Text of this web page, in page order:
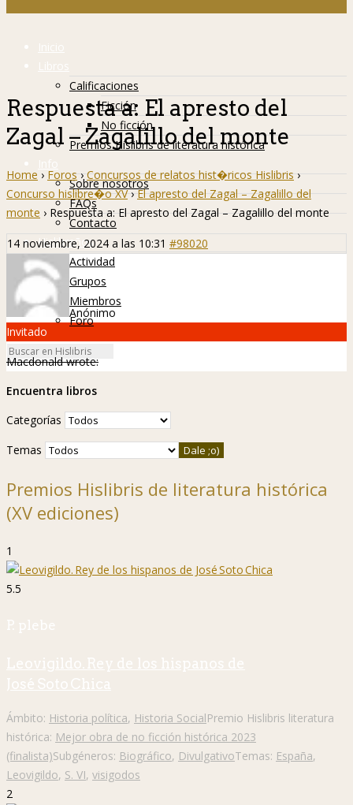
Inicio
Libros
Calificaciones
Ficción
No ficción
Premios Hislibris de literatura histórica
Info
Sobre nosotros
FAQs
Contacto
Hislibreños
Actividad
Grupos
Miembros
Foro
Respuesta a: El apresto del
Zagal – Zagalillo del monte
Home › Foros › Concursos de relatos hist�ricos Hislibris ›
Concurso hislibre�o XV › El apresto del Zagal – Zagalillo del
monte › Respuesta a: El apresto del Zagal – Zagalillo del monte
14 noviembre, 2024 a las 10:31 #98020
Anónimo
Invitado
Macdonald wrote:
Encuentra libros
Categorías
Temas
Premios Hislibris de literatura histórica
(XV ediciones)
1
5.5
P. plebe
Leovigildo. Rey de los hispanos de
José Soto Chica
Ámbito: Historia política, Historia SocialPremio Hislibris literatura
histórica: Mejor obra de no ficción histórica 2023
(finalista)Subgéneros: Biográfico, DivulgativoTemas: España,
Leovigildo, S. VI, visigodos
2